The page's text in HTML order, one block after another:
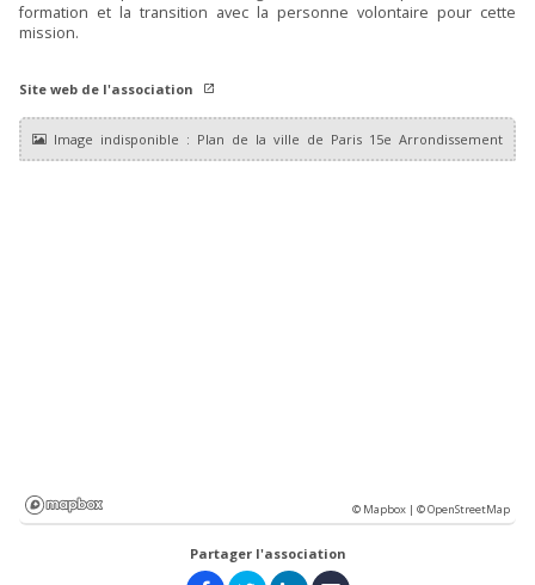
formation et la transition avec la personne volontaire pour cette
mission.
Site web de l'association
© Mapbox |© OpenStreetMap
Partager l'association